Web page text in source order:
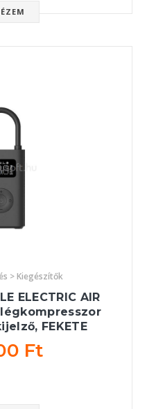
> Kiegészítők
ELECTRIC AIR
légkompresszor
FEKETE
Ft